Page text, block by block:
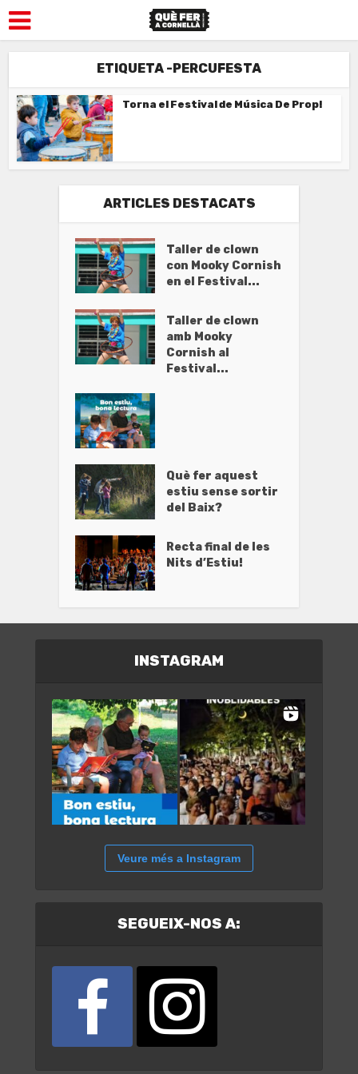
ETIQUETA -PERCUFESTA
Torna el Festival de Música De Prop!
ARTICLES DESTACATS
Taller de clown
con Mooky Cornish
en el Festival...
Taller de clown
amb Mooky
Cornish al
Festival...
Què fer aquest
estiu sense sortir
del Baix?
Recta final de les
Nits d’Estiu!
INSTAGRAM
Veure més a Instagram
SEGUEIX-NOS A: